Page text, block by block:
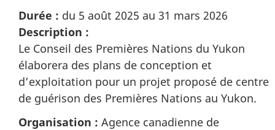
Durée : du 5 août 2025 au 31 mars 2026
Description :
Le Conseil des Premières Nations du Yukon
élaborera des plans de conception et
d’exploitation pour un projet proposé de centre
de guérison des Premières Nations au Yukon.
Organisation : Agence canadienne de